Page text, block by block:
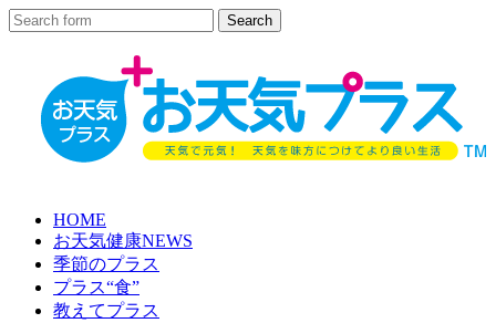
HOME
お天気健康NEWS
季節のプラス
プラス“食”
教えてプラス